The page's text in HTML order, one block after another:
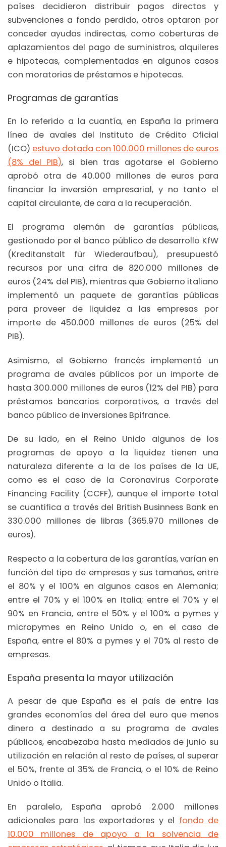
países decidieron distribuir pagos directos y
subvenciones a fondo perdido, otros optaron por
conceder ayudas indirectas, como coberturas de
aplazamientos del pago de suministros, alquileres
e hipotecas, complementadas en algunos casos
con moratorias de préstamos e hipotecas.
Programas de garantías
En lo referido a la cuantía, en España la primera
línea de avales del Instituto de Crédito Oficial
(ICO) estuvo dotada con 100.000 millones de euros
(8% del PIB), si bien tras agotarse el Gobierno
aprobó otra de 40.000 millones de euros para
financiar la inversión empresarial, y no tanto el
capital circulante, de cara a la recuperación.
El programa alemán de garantías públicas,
gestionado por el banco público de desarrollo KfW
(Kreditanstalt für Wiederaufbau), presupuestó
recursos por una cifra de 820.000 millones de
euros (24% del PIB), mientras que Gobierno italiano
implementó un paquete de garantías públicas
para proveer de liquidez a las empresas por
importe de 450.000 millones de euros (25% del
PIB).
Asimismo, el Gobierno francés implementó un
programa de avales públicos por un importe de
hasta 300.000 millones de euros (12% del PIB) para
préstamos bancarios corporativos, a través del
banco público de inversiones Bpifrance.
De su lado, en el Reino Unido algunos de los
programas de apoyo a la liquidez tienen una
naturaleza diferente a la de los países de la UE,
como es el caso de la Coronavirus Corporate
Financing Facility (CCFF), aunque el importe total
se cuantifica a través del British Businness Bank en
330.000 millones de libras (365.970 millones de
euros).
Respecto a la cobertura de las garantías, varían en
función del tipo de empresas y sus tamaños, entre
el 80% y el 100% en algunos casos en Alemania;
entre el 70% y el 100% en Italia; entre el 70% y el
90% en Francia, entre el 50% y el 100% a pymes y
micropymes en Reino Unido o, en el caso de
España, entre el 80% a pymes y el 70% al resto de
empresas.
España presenta la mayor utilización
A pesar de que España es el país de entre las
grandes economías del área del euro que menos
dinero a destinado a su programa de avales
públicos, encabezaba hasta mediados de junio su
utilización en relación al resto de países, al superar
el 50%, frente al 35% de Francia, o el 10% de Reino
Unido o Italia.
En paralelo, España aprobó 2.000 millones
adicionales para los exportadores y el fondo de
10.000 millones de apoyo a la solvencia de